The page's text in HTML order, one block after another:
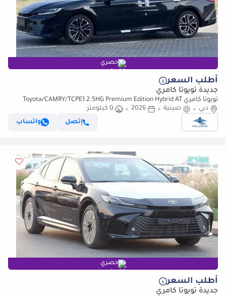
حصري
أطلب السعر
جديدة تويوتا كامري
تويوتا كامري Toyota/CAMRY/TCPE1 2.5HG Premium Edition Hybrid AT
(للتصدير فقط)
دبي صينية 2026
0 كيلومتر
إتصل
واتساب
حصري
أطلب السعر
جديدة تويوتا كامري